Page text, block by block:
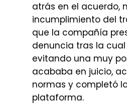
atrás en el acuerdo,
incumplimiento del
que la compañía
denuncia tras la cual
evitando una muy
acababa en juicio,
normas y completó
plataforma.